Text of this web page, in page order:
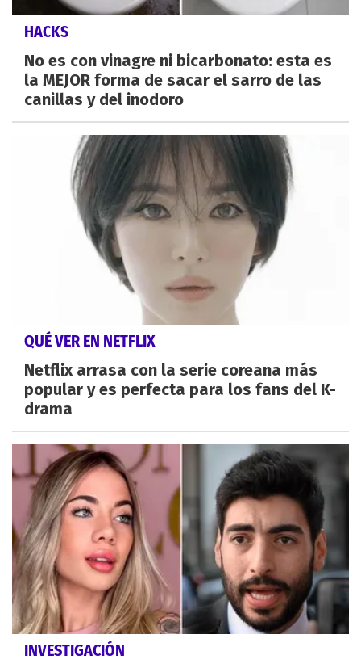
HACKS
No es con vinagre ni bicarbonato: esta es
la MEJOR forma de sacar el sarro de las
canillas y del inodoro
QUÉ VER EN NETFLIX
Netflix arrasa con la serie coreana más
popular y es perfecta para los fans del K-
drama
INVESTIGACIÓN